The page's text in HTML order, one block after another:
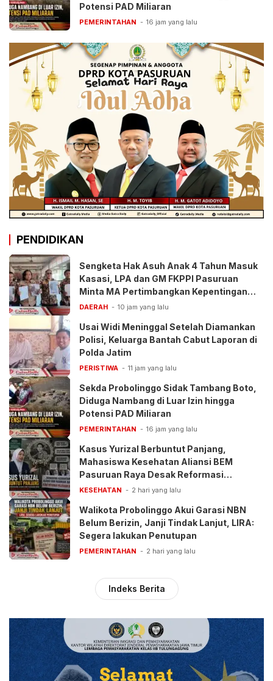
Potensi PAD Miliaran
PEMERINTAHAN 16 jam yang lalu
PENDIDIKAN
Sengketa Hak Asuh Anak 4 Tahun Masuk
Kasasi, LPA dan GM FKPPI Pasuruan
Minta MA Pertimbangkan Kepentingan
Anak
DAERAH 10 jam yang lalu
Usai Widi Meninggal Setelah Diamankan
Polisi, Keluarga Bantah Cabut Laporan di
Polda Jatim
PERISTIWA 11 jam yang lalu
Sekda Probolinggo Sidak Tambang Boto,
Diduga Nambang di Luar Izin hingga
Potensi PAD Miliaran
PEMERINTAHAN 16 jam yang lalu
Kasus Yurizal Berbuntut Panjang,
Mahasiswa Kesehatan Aliansi BEM
Pasuruan Raya Desak Reformasi
Pelayanan BPJS
KESEHATAN 2 hari yang lalu
Walikota Probolinggo Akui Garasi NBN
Belum Berizin, Janji Tindak Lanjut, LIRA:
Segera lakukan Penutupan
PEMERINTAHAN 2 hari yang lalu
Indeks Berita